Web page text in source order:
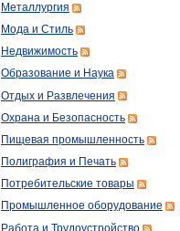
Металлургия
Мода и Стиль
Недвижимость
Образование и Наука
Отдых и Развлечения
Охрана и Безопасность
Пищевая промышленность
Полиграфия и Печать
Потребительские товары
Промышленное оборудование
Работа и Трудоустройство